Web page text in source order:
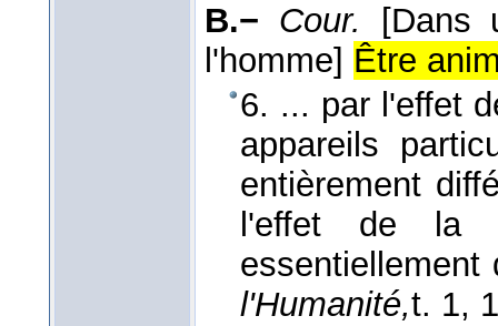
B.− Cour.
[Dans
l'homme] Être
6. ... par l'effet
appareils
entièrement
l'effet de la
essentiellement
l'Humanité,t. 1,